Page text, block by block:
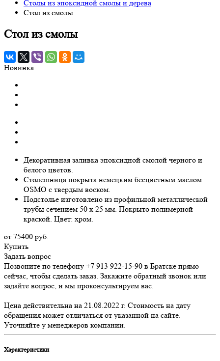
Столы из эпоксидной смолы и дерева
Стол из смолы
Стол из смолы
Новинка
Декоративная заливка эпоксидной смолой черного и
белого цветов.
Столешница покрыта немецким бесцветным маслом
OSMO с твердым воском.
Подстолье изготовлено из профильной металлической
трубы сечением 50 х 25 мм. Покрыто полимерной
краской. Цвет: хром.
от 75400 руб.
Купить
Задать вопрос
Позвоните по телефону +7 913 922-15-90 в Братске прямо
сейчас, чтобы сделать заказ. Закажите обратный звонок или
задайте вопрос, и мы проконсультируем вас.
Цена действительна на 21.08.2022 г. Стоимость на дату
обращения может отличаться от указанной на сайте.
Уточняйте у менеджеров компании.
Характеристики